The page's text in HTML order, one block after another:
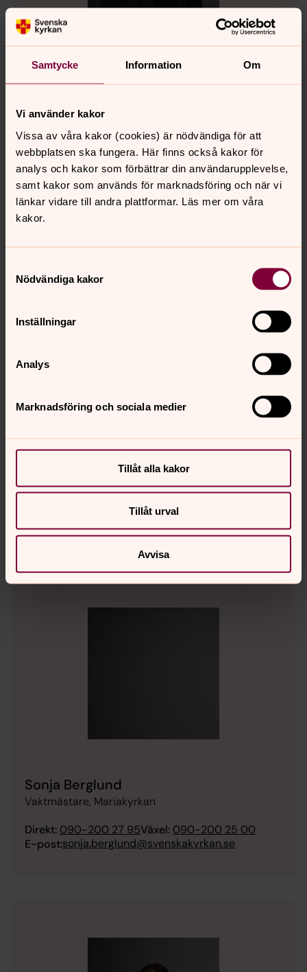
Samtycke Information Om
Vi använder kakor
Vissa av våra kakor (cookies) är nödvändiga för att
webbplatsen ska fungera. Här finns också kakor för
analys och kakor som förbättrar din användarupplevelse,
samt kakor som används för marknadsföring och när vi
länkar vidare till andra plattformar. Läs mer om våra
kakor.
Nödvändiga kakor
Inställningar
Analys
Marknadsföring och sociala medier
Tillåt alla kakor
Tillåt urval
Avvisa
Åsa Bergius
Präst, Arbetsledare, Ersmarkskyrkan
Direkt: 090-200 25 45Växel: 090-200 25 00
E-post:asa.bergius1@svenskakyrkan.se
Nicholas Berglund
IT-samordnare, Pastoratskansliet
nicholas.berglund@svenskakyrkan.se
Sonja Berglund
Vaktmästare, Mariakyrkan
Direkt: 090-200 27 95Växel: 090-200 25 00
E-post:sonja.berglund@svenskakyrkan.se